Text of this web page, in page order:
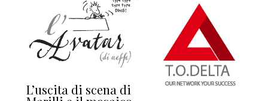
L’uscita di scena di Darsena a Europa,